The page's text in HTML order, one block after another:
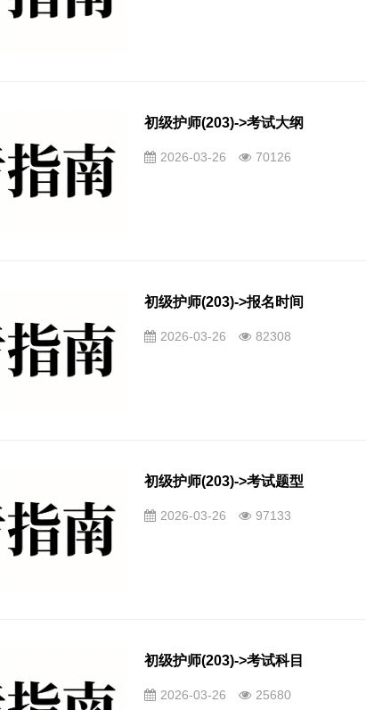
初级护师(203)->考试大纲
2026-03-26 70126
初级护师(203)->报名时间
2026-03-26 82308
初级护师(203)->考试题型
2026-03-26 97133
初级护师(203)->考试科目
2026-03-26 25680